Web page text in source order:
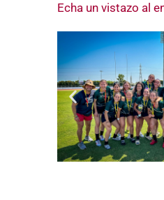
Echa un vistazo al